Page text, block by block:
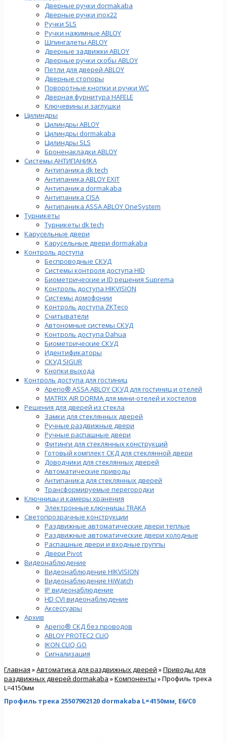
Дверные ручки dormakaba
Дверные ручки inox22
Ручки SLS
Ручки нажимные ABLOY
Шпингалеты ABLOY
Дверные задвижки ABLOY
Дверные ручки скобы ABLOY
Петли для дверей ABLOY
Дверные стопоры
Поворотные кнопки и ручки WC
Дверная фурнитура HAFELE
Ключевины и заглушки
Цилиндры
Цилиндры ABLOY
Цилиндры dormakaba
Цилиндры SLS
Броненакладки ABLOY
Системы АНТИПАНИКА
Антипаника dk tech
Антипаника ABLOY EXIT
Антипаника dormakaba
Антипаника СISA
Антипаника ASSA ABLOY OneSystem
Турникеты
Турникеты dk tech
Карусельные двери
Карусельные двери dormakaba
Контроль доступа
Беспроводные СКУД
Системы контроля доступа HID
Биометрические и ID решения Suprema
Контроль доступа HIKVISION
Системы домофонии
Контроль доступа ZKTeco
Считыватели
Автономные системы СКУД
Контроль доступа Dahua
Биометрические СКУД
Идентификаторы
СКУД SIGUR
Кнопки выхода
Контроль доступа для гостиниц
Aperio® ASSA ABLOY СКУД для гостиниц и отелей
MATRIX AIR DORMA для мини-отелей и хостелов
Решения для дверей из стекла
Замки для стеклянных дверей
Ручные раздвижные двери
Ручные распашные двери
Фитинги для стеклянных конструкций
Готовый комплект СКД для стеклянной двери
Доводчики для стеклянных дверей
Автоматические приводы
Антипаника для стеклянных дверей
Трансформируемые перегородки
Ключницы и камеры хранения
Электронные ключницы TRAKA
Светопрозрачные конструкции
Раздвижные автоматические двери теплые
Раздвижные автоматические двери холодные
Распашные двери и входные группы
Двери Pivot
Видеонаблюдение
Видеонаблюдение HIKVISION
Видеонаблюдение HiWatch
IP видеонаблюдение
HD CVI видеонаблюдение
Аксессуары
Архив
Aperio® СКД без проводов
ABLOY PROTEC2 CLIQ
IKON CLIQ GO
Сигнализация
Главная »Автоматика для раздвижных дверей »Приводы для
раздвижных дверей dormakaba »Компоненты » Профиль трека
L=4150мм
Профиль трека 25507902120 dormakaba L=4150мм, E6/C0